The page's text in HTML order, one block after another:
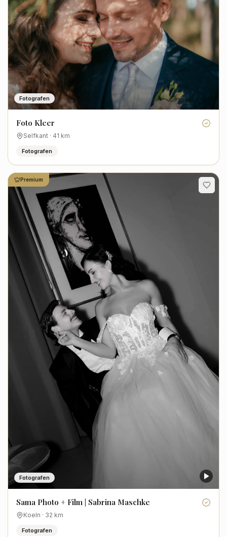
Fotografen
Foto Kleer
Selfkant · 41 km
Fotografen
Fotografen
Premium
Sama Photo + Film | Sabrina Maschke
Koeln · 32 km
Fotografen